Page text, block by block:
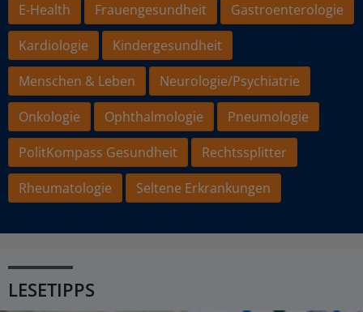
E-Health
Frauengesundheit
Gastroenterologie
Kardiologie
Kindergesundheit
Menschen & Leben
Neurologie/Psychiatrie
Onkologie
Ophthalmologie
Pneumologie
PolitKompass Gesundheit
Rechtssplitter
Rheumatologie
Seltene Erkrankungen
LESETIPPS